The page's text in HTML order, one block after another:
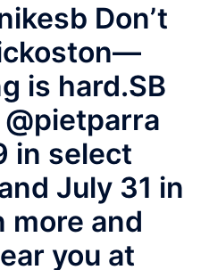
Don’t
is hard.⁠⁠⁠⁠SB
in select
July 31 in
more and
you at